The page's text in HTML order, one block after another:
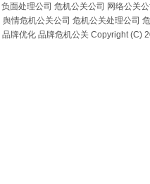
负面处理公司 危机公关公司 网络公关公
舆情危机公关公司 危机公关处理公司
品牌优化 品牌危机公关 Copyright (C)